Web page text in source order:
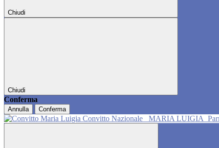
Chiudi
Chiudi
Conferma
Annulla Conferma
Convitto Nazionale MARIA LUIGIA